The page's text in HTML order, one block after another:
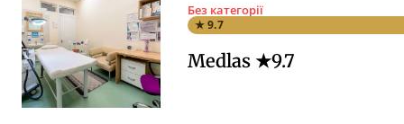
Без категорії
★ 9.7
Medlas ★9.7